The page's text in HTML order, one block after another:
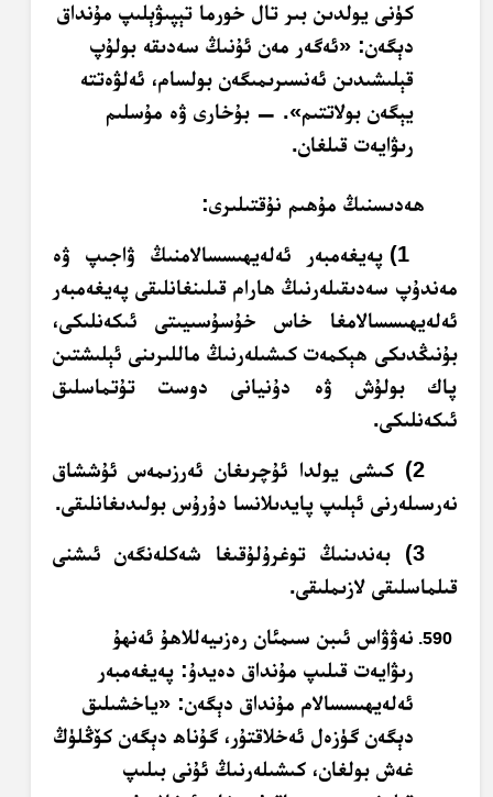
كۈنى يولدىن بىر تال خورما تېپىۋېلىپ مۇنداق
دېگەن: «ئەگەر مەن ئۇنىڭ سەدىقە بولۇپ
قېلىشىدىن ئەنسىرىمىگەن بولسام، ئەلۋەتتە
يېگەن بولاتتىم». — بۇخارى ۋە مۇسلىم
رىۋايەت قىلغان.
ھەدىسنىڭ مۇھىم نۇقتىلىرى:
1) پەيغەمبەر ئەلەيھىسسالامنىڭ ۋاجىپ ۋە
مەندۇپ سەدىقىلەرنىڭ ھارام قىلىنغانلىقى پەيغەمبەر
ئەلەيھىسسالامغا خاس خۇسۇسىيىتى ئىكەنلىكى،
بۇنىڭدىكى ھېكمەت كىشىلەرنىڭ ماللىرىنى ئېلىشتىن
پاك بولۇش ۋە دۇنيانى دوست تۇتماسلىق
ئىكەنلىكى.
2) كىشى يولدا ئۇچرىغان ئەرزىمەس ئۇششاق
نەرسىلەرنى ئېلىپ پايدىلانسا دۇرۇس بولىدىغانلىقى.
3) بەندىنىڭ توغرۇلۇقىغا شەكلەنگەن ئىشنى
قىلماسلىقى لازىملىقى.
نەۋۋاس ئىبن سىمئان رەزىيەللاھۇ ئەنھۇ
رىۋايەت قىلىپ مۇنداق دەيدۇ: پەيغەمبەر
ئەلەيھىسسالام مۇنداق دېگەن: «ياخشىلىق
دېگەن گۈزەل ئەخلاقتۇر، گۇناھ دېگەن كۆڭلۈڭ
غەش بولغان، كىشىلەرنىڭ ئۇنى بىلىپ